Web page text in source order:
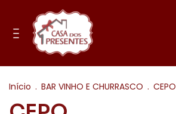
Início . BAR VINHO E CHURRASCO . CEPO